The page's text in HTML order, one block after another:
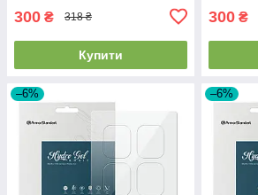
300 ₴ 318 ₴
Купити
300 ₴
–6% –6%